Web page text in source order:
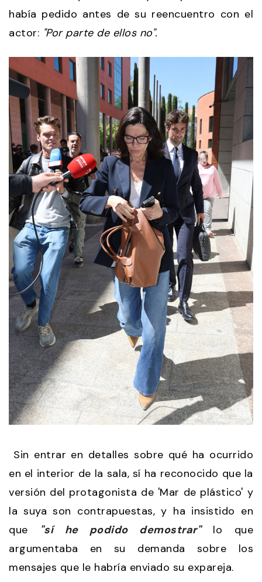
había pedido antes de su reencuentro con el
actor: "Por parte de ellos no".
Sin entrar en detalles sobre qué ha ocurrido
en el interior de la sala, sí ha reconocido que la
versión del protagonista de 'Mar de plástico' y
la suya son contrapuestas, y ha insistido en
que
"sí he podido demostrar"lo que
argumentaba en su demanda sobre los
mensajes que le habría enviado su expareja.